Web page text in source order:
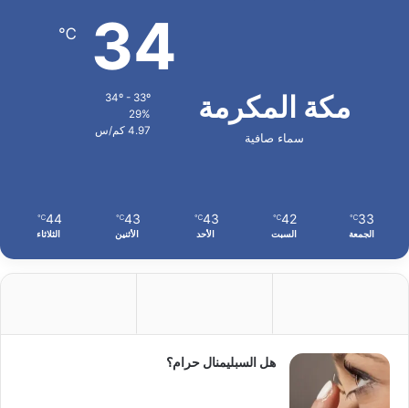
مكة المكرمة
سماء صافية
34
℃
29%
4.97 كم/س
33
℃
الجمعة
42
℃
السبت
43
℃
الأحد
43
℃
الأثنين
44
℃
الثلاثاء
هل السبليمنال حرام؟